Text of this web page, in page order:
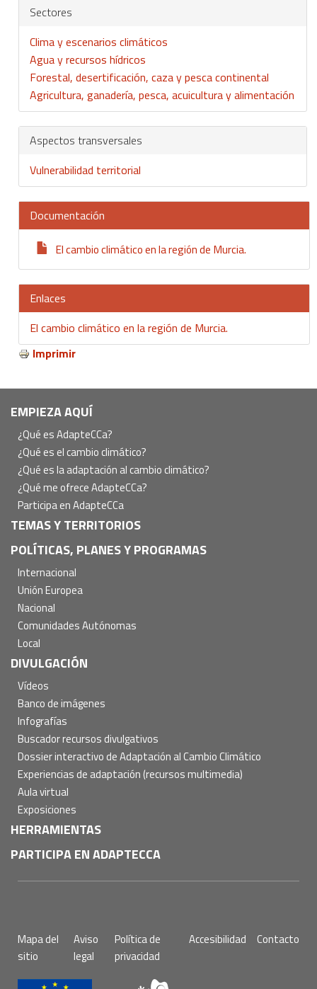
Sectores
Clima y escenarios climáticos
Agua y recursos hídricos
Forestal, desertificación, caza y pesca continental
Agricultura, ganadería, pesca, acuicultura y alimentación
Aspectos transversales
Vulnerabilidad territorial
Documentación
El cambio climático en la región de Murcia.
Enlaces
El cambio climático en la región de Murcia.
Imprimir
Navegación
principal
EMPIEZA AQUÍ
¿Qué es AdapteCCa?
¿Qué es el cambio climático?
¿Qué es la adaptación al cambio climático?
¿Qué me ofrece AdapteCCa?
Participa en AdapteCCa
TEMAS Y TERRITORIOS
POLÍTICAS, PLANES Y PROGRAMAS
Internacional
Unión Europea
Nacional
Comunidades Autónomas
Local
DIVULGACIÓN
Vídeos
Banco de imágenes
Infografías
Buscador recursos divulgativos
Dossier interactivo de Adaptación al Cambio Climático
Experiencias de adaptación (recursos multimedia)
Aula virtual
Exposiciones
HERRAMIENTAS
PARTICIPA EN ADAPTECCA
de
página
Mapa del
sitio
Aviso
legal
Política de
privacidad
Accesibilidad Contacto